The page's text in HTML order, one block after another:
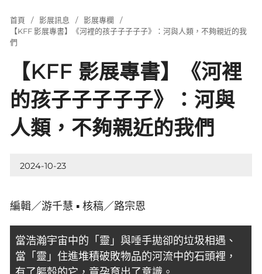
首頁 影展訊息
影展專欄
【KFF 影展專書】《河裡的孩子子子子子》：河與人類，不夠親近的我
們
【KFF 影展專書】《河裡
的孩子子子子子》：河與
人類，不夠親近的我們
2024-10-23
編輯／游千慧 ▪ 核稿／路宗恩
當浩瀚宇宙中的「靈」與唾手拋卻的垃圾相遇、
當「靈」住進堆積破敗物品的河流中的石頭裡，